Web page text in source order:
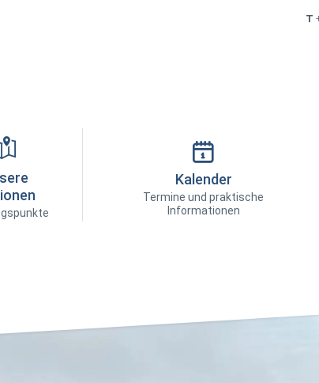
T
Kalender
Termine und praktische
Informationen